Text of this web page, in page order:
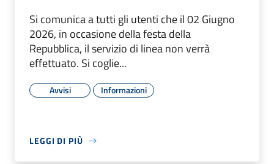
Si comunica a tutti gli utenti che il 02 Giugno
2026, in occasione della festa della
Repubblica, il servizio di linea non verrà
effettuato. Si coglie...
Avvisi Informazioni
LEGGI DI PIÙ